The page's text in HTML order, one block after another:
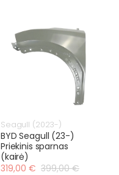
Seagull (2023-)
BYD Seagull (23-)
Priekinis sparnas
(kairė)
319,00 € 399,00 €